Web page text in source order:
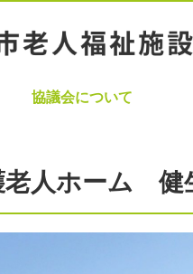
協議会について
老人ホーム 健